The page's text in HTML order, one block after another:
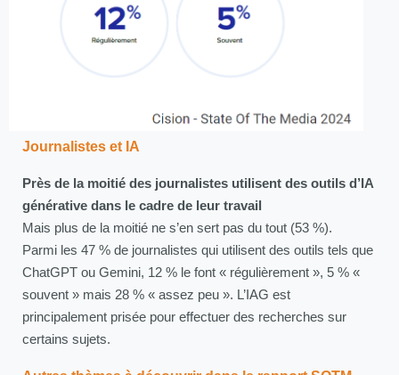
Journalistes et IA
Près de la moitié des journalistes utilisent des outils d’IA
générative dans le cadre de leur travail
Mais plus de la moitié ne s’en sert pas du tout (53 %).
Parmi les 47 % de journalistes qui utilisent des outils tels que
ChatGPT ou Gemini, 12 % le font « régulièrement », 5 % «
souvent » mais 28 % « assez peu ». L’IAG est
principalement prisée pour effectuer des recherches sur
certains sujets.